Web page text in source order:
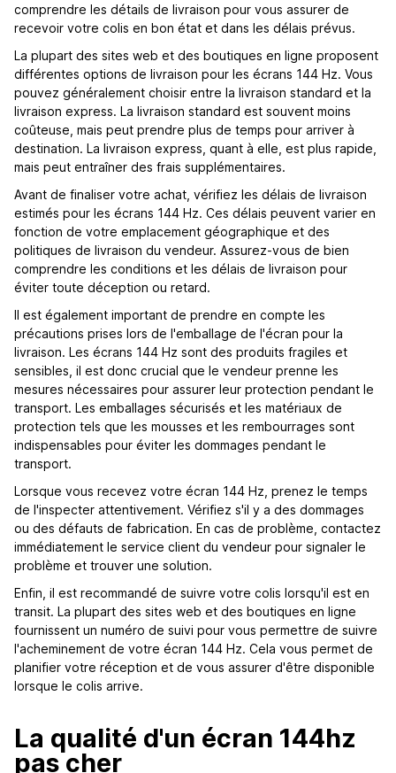
comprendre les détails de livraison pour vous assurer de
recevoir votre colis en bon état et dans les délais prévus.
La plupart des sites web et des boutiques en ligne proposent
différentes options de livraison pour les écrans 144 Hz. Vous
pouvez généralement choisir entre la livraison standard et la
livraison express. La livraison standard est souvent moins
coûteuse, mais peut prendre plus de temps pour arriver à
destination. La livraison express, quant à elle, est plus rapide,
mais peut entraîner des frais supplémentaires.
Avant de finaliser votre achat, vérifiez les délais de livraison
estimés pour les écrans 144 Hz. Ces délais peuvent varier en
fonction de votre emplacement géographique et des
politiques de livraison du vendeur. Assurez-vous de bien
comprendre les conditions et les délais de livraison pour
éviter toute déception ou retard.
Il est également important de prendre en compte les
précautions prises lors de l'emballage de l'écran pour la
livraison. Les écrans 144 Hz sont des produits fragiles et
sensibles, il est donc crucial que le vendeur prenne les
mesures nécessaires pour assurer leur protection pendant le
transport. Les emballages sécurisés et les matériaux de
protection tels que les mousses et les rembourrages sont
indispensables pour éviter les dommages pendant le
transport.
Lorsque vous recevez votre écran 144 Hz, prenez le temps
de l'inspecter attentivement. Vérifiez s'il y a des dommages
ou des défauts de fabrication. En cas de problème, contactez
immédiatement le service client du vendeur pour signaler le
problème et trouver une solution.
Enfin, il est recommandé de suivre votre colis lorsqu'il est en
transit. La plupart des sites web et des boutiques en ligne
fournissent un numéro de suivi pour vous permettre de suivre
l'acheminement de votre écran 144 Hz. Cela vous permet de
planifier votre réception et de vous assurer d'être disponible
lorsque le colis arrive.
La qualité d'un écran 144hz
pas cher